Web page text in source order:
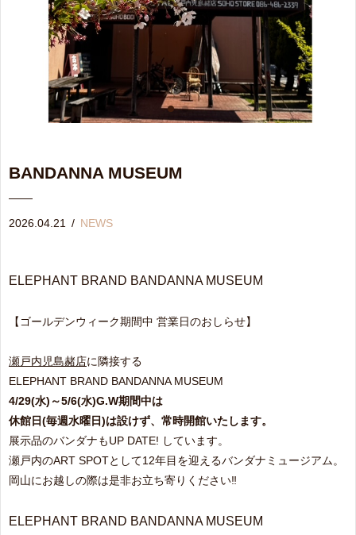
BANDANNA MUSEUM
2026.04.21 / NEWS
ELEPHANT BRAND BANDANNA MUSEUM
【ゴールデンウィーク期間中 営業日のおしらせ】
瀬戸内児島赭店に隣接する
ELEPHANT BRAND BANDANNA MUSEUM
4/29(水)～5/6(水)G.W期間中は
休館日(毎週水曜日)は設けず、常時開館いたします。
展示品のバンダナもUP DATE! しています。
瀬戸内のART SPOTとして12年目を迎えるバンダナミュージアム。
岡山にお越しの際は是非お立ち寄りください‼
ELEPHANT BRAND BANDANNA MUSEUM